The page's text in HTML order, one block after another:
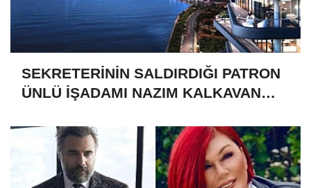
SEKRETERİNİN SALDIRDIĞI PATRON
ÜNLÜ İŞADAMI NAZIM KALKAVAN